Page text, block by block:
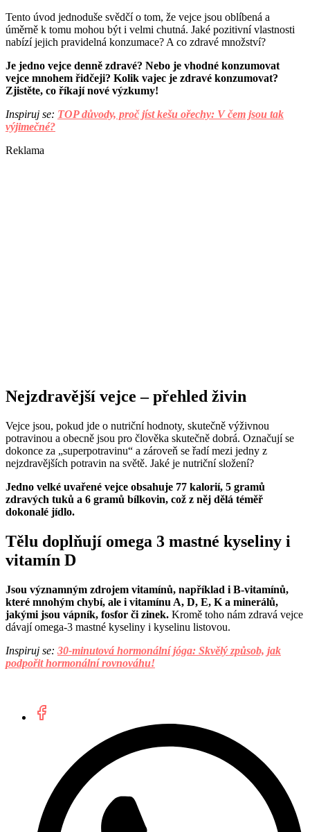
Tento úvod jednoduše svědčí o tom, že vejce jsou oblíbená a
úměrně k tomu mohou být i velmi chutná. Jaké pozitivní vlastnosti
nabízí jejich pravidelná konzumace? A co zdravé množství?
Je jedno vejce denně zdravé? Nebo je vhodné konzumovat
vejce mnohem řidčeji? Kolik vajec je zdravé konzumovat?
Zjistěte, co říkají nové výzkumy!
Inspiruj se: TOP důvody, proč jíst kešu ořechy: V čem jsou tak
výjimečné?
Reklama
Nejzdravější vejce – přehled živin
Vejce jsou, pokud jde o nutriční hodnoty, skutečně výživnou
potravinou a obecně jsou pro člověka skutečně dobrá. Označují se
dokonce za „superpotravinu“ a zároveň se řadí mezi jedny z
nejzdravějších potravin na světě. Jaké je nutriční složení?
Jedno velké uvařené vejce obsahuje 77 kalorií, 5 gramů
zdravých tuků a 6 gramů bílkovin, což z něj dělá téměř
dokonalé jídlo.
Tělu doplňují omega 3 mastné kyseliny i
vitamín D
Jsou významným zdrojem vitamínů, například i B-vitamínů,
které mnohým chybí, ale i vitamínu A, D, E, K a minerálů,
jakými jsou vápník, fosfor či zinek. Kromě toho nám zdravá vejce
dávají omega-3 mastné kyseliny i kyselinu listovou.
Inspiruj se: 30-minutová hormonální jóga: Skvělý způsob, jak
podpořit hormonální rovnováhu!